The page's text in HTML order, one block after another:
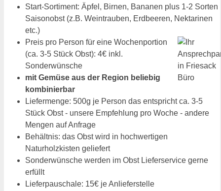
Start-Sortiment: Äpfel, Birnen, Bananen plus 1-2 Sorten
Saisonobst (z.B. Weintrauben, Erdbeeren, Nektarinen
etc.)
Preis pro Person für eine Wochenportion
(ca. 3-5 Stück Obst): 4€ inkl.
Sonderwünsche
mit Gemüse aus der Region beliebig
kombinierbar
Liefermenge: 500g je Person das entspricht ca. 3-5
Stück Obst - unsere Empfehlung pro Woche - andere
Mengen auf Anfrage
Behältnis: das Obst wird in hochwertigen
Naturholzkisten geliefert
Sonderwünsche werden im Obst Lieferservice gerne
erfüllt
Lieferpauschale: 15€ je Anlieferstelle